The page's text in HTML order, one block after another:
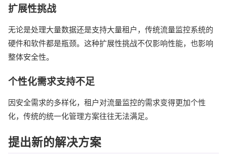
扩展性挑战
无论是处理大量数据还是支持大量租户，传统流量监控系统的
硬件和软件都是瓶颈。这种扩展性挑战不仅影响性能，也影响
整体安全性。
个性化需求支持不足
因安全需求的多样化，租户对流量监控的需求变得更加个性
化，传统的统一化管理方案往往无法满足。
提出新的解决方案